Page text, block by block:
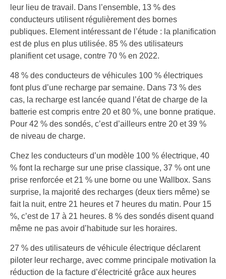
leur lieu de travail. Dans l’ensemble, 13 % des
conducteurs utilisent régulièrement des bornes
publiques. Element intéressant de l’étude : la planification
est de plus en plus utilisée. 85 % des utilisateurs
planifient cet usage, contre 70 % en 2022.
48 % des conducteurs de véhicules 100 % électriques
font plus d’une recharge par semaine. Dans 73 % des
cas, la recharge est lancée quand l’état de charge de la
batterie est compris entre 20 et 80 %, une bonne pratique.
Pour 42 % des sondés, c’est d’ailleurs entre 20 et 39 %
de niveau de charge.
Chez les conducteurs d’un modèle 100 % électrique, 40
% font la recharge sur une prise classique, 37 % ont une
prise renforcée et 21 % une borne ou une Wallbox. Sans
surprise, la majorité des recharges (deux tiers même) se
fait la nuit, entre 21 heures et 7 heures du matin. Pour 15
%, c’est de 17 à 21 heures. 8 % des sondés disent quand
même ne pas avoir d’habitude sur les horaires.
27 % des utilisateurs de véhicule électrique déclarent
piloter leur recharge, avec comme principale motivation la
réduction de la facture d’électricité grâce aux heures